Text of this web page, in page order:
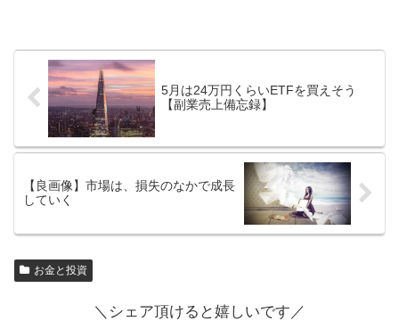
5月は24万円くらいETFを買えそう
【副業売上備忘録】
【良画像】市場は、損失のなかで成長
していく
お金と投資
＼シェア頂けると嬉しいです／